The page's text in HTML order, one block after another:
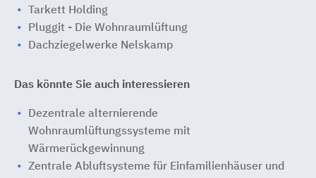
Tarkett Holding
Pluggit - Die Wohnraumlüftung
Dachziegelwerke Nelskamp
Das könnte Sie auch interessieren
Dezentrale alternierende
Wohnraumlüftungssysteme mit
Wärmerückgewinnung
Zentrale Abluftsysteme für Einfamilienhäuser und